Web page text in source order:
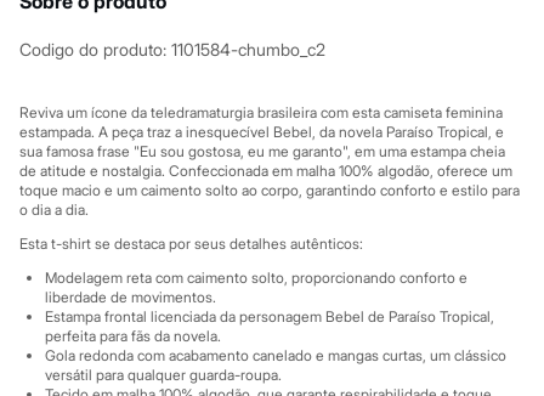
Botas
Rasteirinhas
Tênis
Marcas
City
Clock House
Mindset
Yessica
Moda esportiva
Acessórios
Blusas
Calçados
Leggings
Shorts e Bermudas
Codigo do produto: 1101584-chumbo_c2
Reviva um ícone da teledramaturgia brasileira com esta camiseta feminina
estampada. A peça traz a inesquecível Bebel, da novela Paraíso Tropical, e
sua famosa frase "Eu sou gostosa, eu me garanto", em uma estampa cheia
de atitude e nostalgia. Confeccionada em malha 100% algodão, oferece um
toque macio e um caimento solto ao corpo, garantindo conforto e estilo para
o dia a dia.
Esta t-shirt se destaca por seus detalhes autênticos:
Modelagem reta com caimento solto, proporcionando conforto e
liberdade de movimentos.
Estampa frontal licenciada da personagem Bebel de Paraíso Tropical,
perfeita para fãs da novela.
Gola redonda com acabamento canelado e mangas curtas, um clássico
versátil para qualquer guarda-roupa.